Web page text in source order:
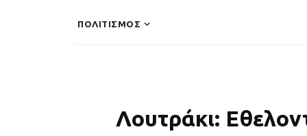
ΠΟΛΙΤΙΣΜΟΣ
Λουτράκι: